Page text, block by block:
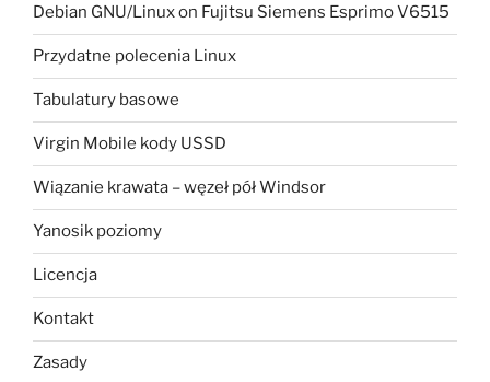
Debian GNU/Linux on Fujitsu Siemens Esprimo V6515
Przydatne polecenia Linux
Tabulatury basowe
Virgin Mobile kody USSD
Wiązanie krawata – węzeł pół Windsor
Yanosik poziomy
Licencja
Kontakt
Zasady